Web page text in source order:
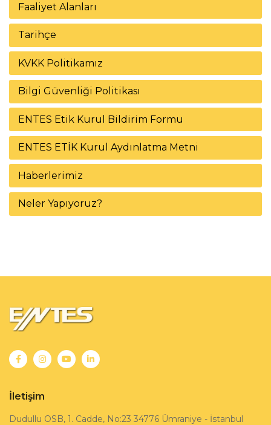
Faaliyet Alanları
Tarihçe
KVKK Politikamız
Bilgi Güvenliği Politikası
ENTES Etik Kurul Bildirim Formu
ENTES ETİK Kurul Aydınlatma Metni
Haberlerimiz
Neler Yapıyoruz?
İletişim
Dudullu OSB, 1. Cadde, No:23 34776 Ümraniye - İstanbul